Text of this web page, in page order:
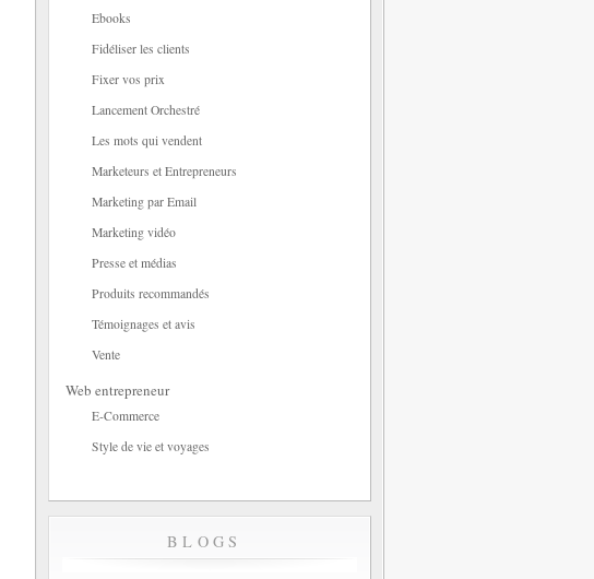
Ebooks
Fidéliser les clients
Fixer vos prix
Lancement Orchestré
Les mots qui vendent
Marketeurs et Entrepreneurs
Marketing par Email
Marketing vidéo
Presse et médias
Produits recommandés
Témoignages et avis
Vente
Web entrepreneur
E-Commerce
Style de vie et voyages
BLOGS